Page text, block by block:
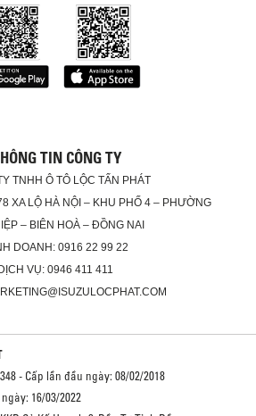
TIN CÔNG TY
TNHH Ô TÔ LỘC TẤN PHÁT
XA LỘ HÀ NỘI – KHU PHỐ 4 – PHƯỜNG
– BIÊN HOÀ – ĐỒNG NAI
DOANH: 0916 22 99 22
VỤ: 0946 411 411
- Cấp lần đầu ngày: 08/02/2018
16/03/2022